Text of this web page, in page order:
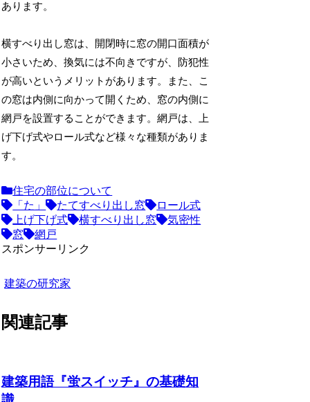
あります。
横すべり出し窓は、開閉時に窓の開口面積が
小さいため、換気には不向きですが、防犯性
が高いというメリットがあります。また、こ
の窓は内側に向かって開くため、窓の内側に
網戸を設置することができます。網戸は、上
げ下げ式やロール式など様々な種類がありま
す。
住宅の部位について
「た」
たてすべり出し窓
ロール式
上げ下げ式
横すべり出し窓
気密性
窓
網戸
スポンサーリンク
建築の研究家
関連記事
建築用語『蛍スイッチ』の基礎知